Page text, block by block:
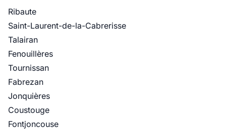
Ribaute
Saint-Laurent-de-la-Cabrerisse
Talairan
Fenouillères
Tournissan
Fabrezan
Jonquières
Coustouge
Fontjoncouse